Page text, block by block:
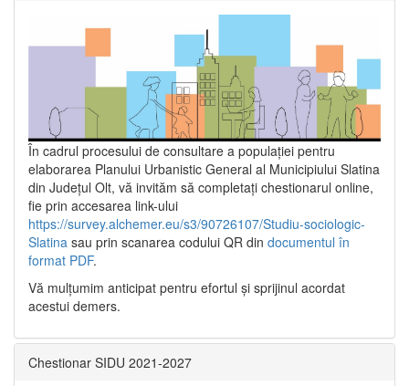
În cadrul procesului de consultare a populaţiei pentru
elaborarea Planului Urbanistic General al Municipiului Slatina
din Județul Olt, vă invităm să completați chestionarul online,
fie prin accesarea link-ului
https://survey.alchemer.eu/s3/90726107/Studiu-sociologic-
Slatina sau prin scanarea codului QR din documentul în
format PDF.
Vă mulţumim anticipat pentru efortul şi sprijinul acordat
acestui demers.
Chestionar SIDU 2021-2027